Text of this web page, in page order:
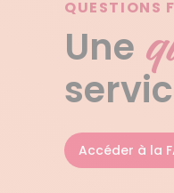
QUESTIONS
Une
Accéder à la